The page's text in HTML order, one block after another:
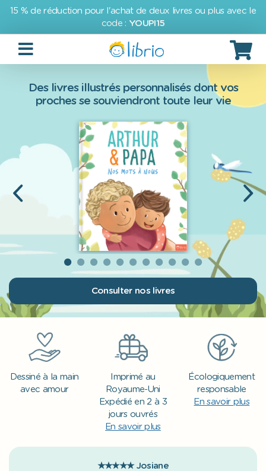
15 % de réduction pour l'achat de deux livres ou plus avec le
code : YOUPI15
Des livres illustrés personnalisés dont vos
proches se souviendront toute leur vie
Consulter nos livres
Dessiné à la main
avec amour
Imprimé au
Royaume-Uni
Expédié en 2 à 3
jours ouvrés
En savoir plus
Écologiquement
responsable
En savoir plus
★★★★★ Josiane